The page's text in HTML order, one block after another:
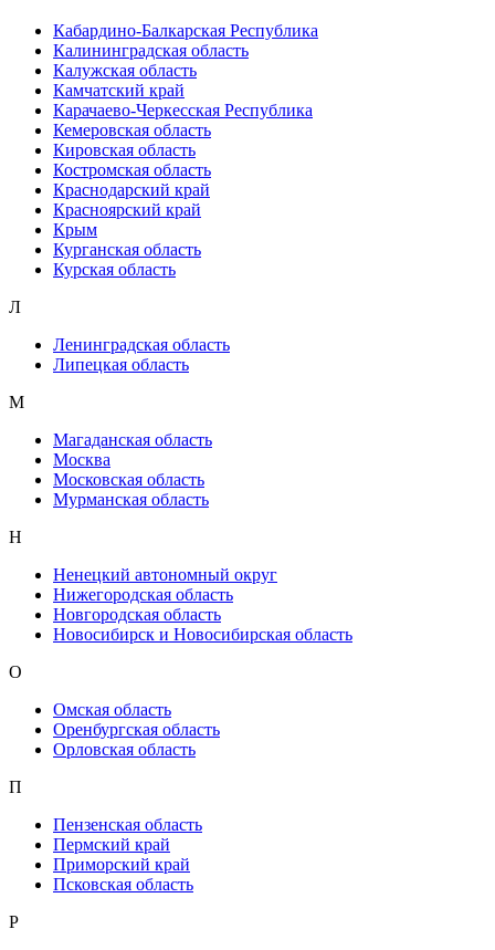
Кабардино-Балкарская Республика
Калининградская область
Калужская область
Камчатский край
Карачаево-Черкесская Республика
Кемеровская область
Кировская область
Костромская область
Краснодарский край
Красноярский край
Крым
Курганская область
Курская область
Л
Ленинградская область
Липецкая область
М
Магаданская область
Москва
Московская область
Мурманская область
Н
Ненецкий автономный округ
Нижегородская область
Новгородская область
Новосибирск и Новосибирская область
О
Омская область
Оренбургская область
Орловская область
П
Пензенская область
Пермский край
Приморский край
Псковская область
Р